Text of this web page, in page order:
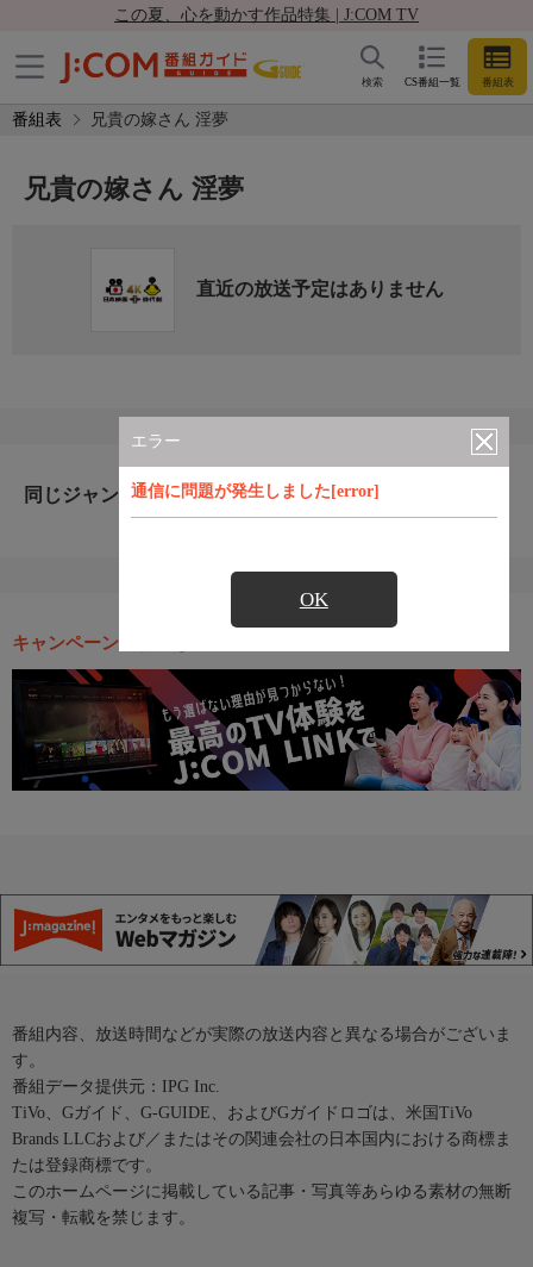
この夏、心を動かす作品特集 | J:COM TV
CS番組一覧 番組表
検索
番組表 兄貴の嫁さん 淫夢
エラー
通信に問題が発生しました[error]
OK
兄貴の嫁さん 淫夢
直近の放送予定はありません
同じジャンルのおすすめ番組
キャンペーン・お得な情報
番組内容、放送時間などが実際の放送内容と異なる場合がございま
す。
番組データ提供元：IPG Inc.
TiVo、Gガイド、G-GUIDE、およびGガイドロゴは、米国TiVo
Brands LLCおよび／またはその関連会社の日本国内における商標ま
たは登録商標です。
このホームページに掲載している記事・写真等あらゆる素材の無断
複写・転載を禁じます。